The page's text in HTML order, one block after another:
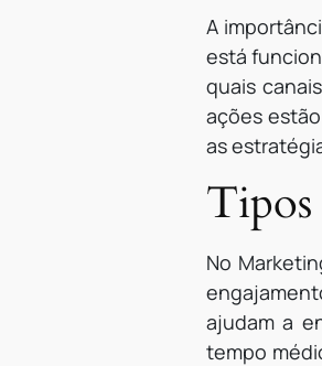
A
está
quais
ações
as
No
ajudam a
tempo